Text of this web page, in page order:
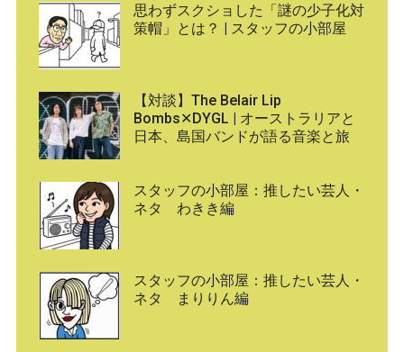
思わずスクショした「謎の少子化対
策帽」とは？ | スタッフの小部屋
【対談】The Belair Lip
Bombs✕DYGL | オーストラリアと
日本、島国バンドが語る音楽と旅
スタッフの小部屋：推したい芸人・
ネタ わきき編
スタッフの小部屋：推したい芸人・
ネタ まりりん編